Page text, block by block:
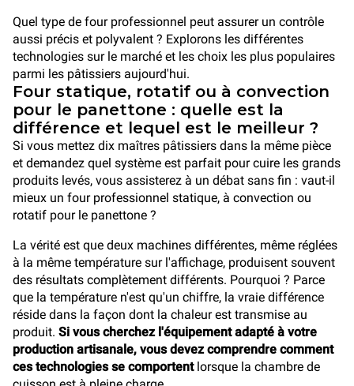
Quel type de four professionnel peut assurer un contrôle
aussi précis et polyvalent ? Explorons les différentes
technologies sur le marché et les choix les plus populaires
parmi les pâtissiers aujourd'hui.
Four statique, rotatif ou à convection
pour le panettone : quelle est la
différence et lequel est le meilleur ?
Si vous mettez dix maîtres pâtissiers dans la même pièce
et demandez quel système est parfait pour cuire les grands
produits levés, vous assisterez à un débat sans fin : vaut-il
mieux un four professionnel statique, à convection ou
rotatif pour le panettone ?
La vérité est que deux machines différentes, même réglées
à la même température sur l'affichage, produisent souvent
des résultats complètement différents. Pourquoi ? Parce
que la température n'est qu'un chiffre, la vraie différence
réside dans la façon dont la chaleur est transmise au
produit. Si vous cherchez l'équipement adapté à votre
production artisanale, vous devez comprendre comment
ces technologies se comportentlorsque la chambre de